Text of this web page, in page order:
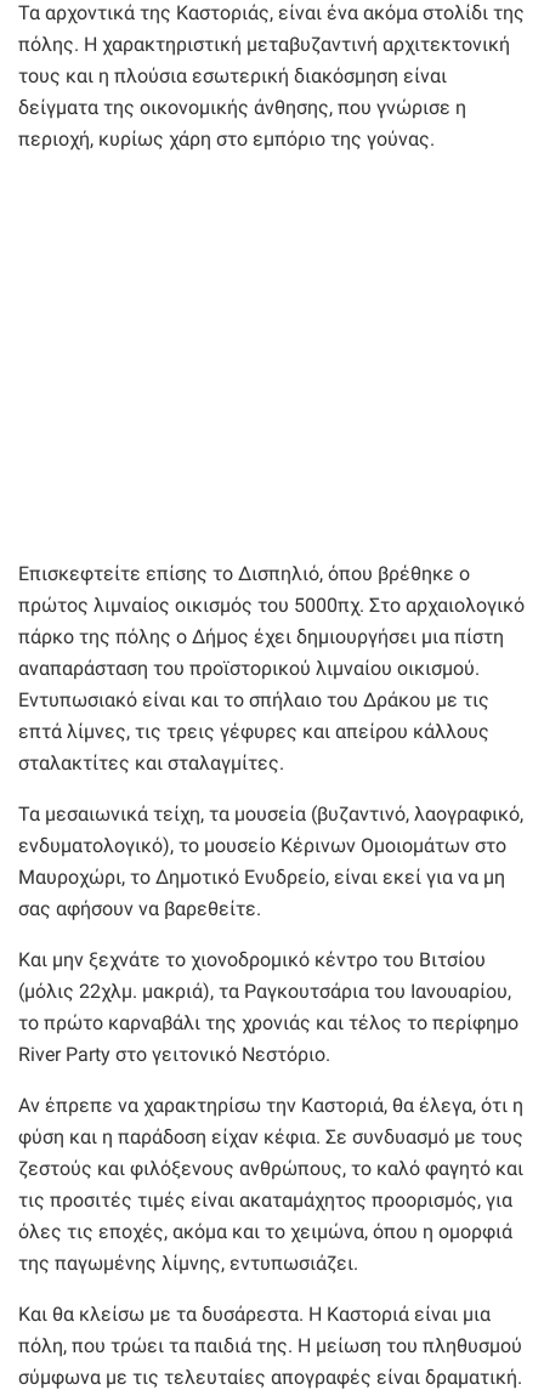
Τα αρχοντικά της Καστοριάς, είναι ένα ακόμα στολίδι της
πόλης. Η χαρακτηριστική μεταβυζαντινή αρχιτεκτονική
τους και η πλούσια εσωτερική διακόσμηση είναι
δείγματα της οικονομικής άνθησης, που γνώρισε η
περιοχή, κυρίως χάρη στο εμπόριο της γούνας.
Επισκεφτείτε επίσης το Δισπηλιό, όπου βρέθηκε ο
πρώτος λιμναίος οικισμός του 5000πχ. Στο αρχαιολογικό
πάρκο της πόλης ο Δήμος έχει δημιουργήσει μια πίστη
αναπαράσταση του προϊστορικού λιμναίου οικισμού.
Εντυπωσιακό είναι και το σπήλαιο του Δράκου με τις
επτά λίμνες, τις τρεις γέφυρες και απείρου κάλλους
σταλακτίτες και σταλαγμίτες.
Τα μεσαιωνικά τείχη, τα μουσεία (βυζαντινό, λαογραφικό,
ενδυματολογικό), το μουσείο Κέρινων Ομοιομάτων στο
Μαυροχώρι, το Δημοτικό Ενυδρείο, είναι εκεί για να μη
σας αφήσουν να βαρεθείτε.
Και μην ξεχνάτε το χιονοδρομικό κέντρο του Βιτσίου
(μόλις 22χλμ. μακριά), τα Ραγκουτσάρια του Ιανουαρίου,
το πρώτο καρναβάλι της χρονιάς και τέλος το περίφημο
River Party στο γειτονικό Νεστόριο.
Αν έπρεπε να χαρακτηρίσω την Καστοριά, θα έλεγα, ότι η
φύση και η παράδοση είχαν κέφια. Σε συνδυασμό με τους
ζεστούς και φιλόξενους ανθρώπους, το καλό φαγητό και
τις προσιτές τιμές είναι ακαταμάχητος προορισμός, για
όλες τις εποχές, ακόμα και το χειμώνα, όπου η ομορφιά
της παγωμένης λίμνης, εντυπωσιάζει.
Και θα κλείσω με τα δυσάρεστα. Η Καστοριά είναι μια
πόλη, που τρώει τα παιδιά της. Η μείωση του πληθυσμού
σύμφωνα με τις τελευταίες απογραφές είναι δραματική.